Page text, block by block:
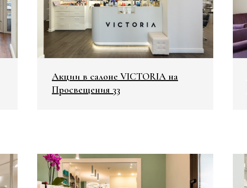
Акции в салоне VICTORIA на
Просвещения 33